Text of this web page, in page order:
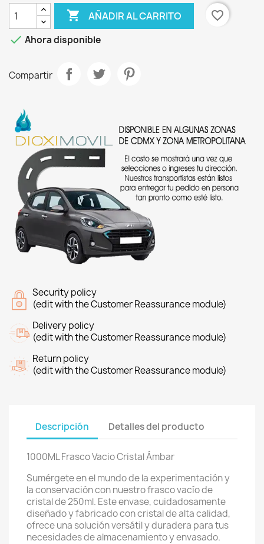
 AÑADIR AL CARRITO
favorite_border
 Ahora disponible
Compartir
Security policy
(edit with the Customer Reassurance module)
Delivery policy
(edit with the Customer Reassurance module)
Return policy
(edit with the Customer Reassurance module)
Descripción Detalles del producto
1000ML Frasco Vacio Cristal Ámbar
Sumérgete en el mundo de la experimentación y
la conservación con nuestro frasco vacío de
cristal de 250ml. Este envase, cuidadosamente
diseñado y fabricado con cristal de alta calidad,
ofrece una solución versátil y duradera para tus
necesidades de almacenamiento y envasado.